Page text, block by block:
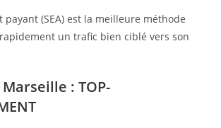
payant (SEA) est la meilleure méthode
un trafic bien ciblé vers son
Marseille : TOP-